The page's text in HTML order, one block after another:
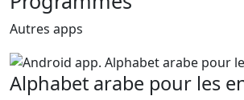
Autres apps
Alphabet arabe pour les